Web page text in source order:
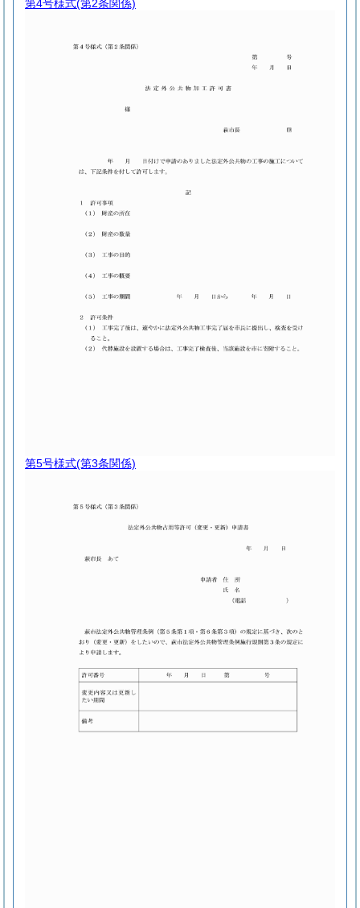
第4号様式(第2条関係)
第5号様式(第3条関係)